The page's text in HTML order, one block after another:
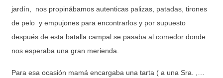
jardín, nos propinábamos autenticas palizas, patadas, tirones
de pelo y empujones para encontrarlos y por supuesto
después de esta batalla campal se pasaba al comedor donde
nos esperaba una gran merienda.
Para esa ocasión mamá encargaba una tarta ( a una Sra. ,…